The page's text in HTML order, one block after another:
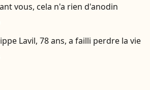
vous, cela n'a rien d'anodin
Lavil, 78 ans, a failli perdre la vie